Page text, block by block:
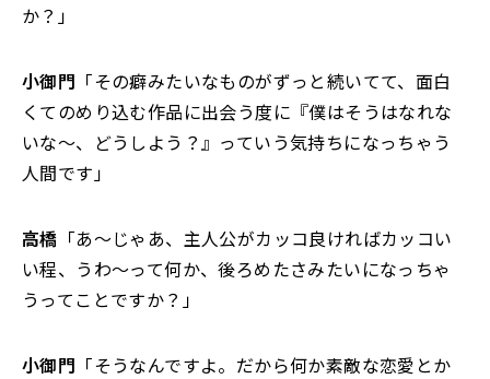
か？」
小御門 「その癖みたいなものがずっと続いてて、面白
くてのめり込む作品に出会う度に『僕はそうはなれな
いな～、どうしよう？』っていう気持ちになっちゃう
人間です」
高橋 「あ～じゃあ、主人公がカッコ良ければカッコい
い程、うわ～って何か、後ろめたさみたいになっちゃ
うってことですか？」
小御門 「そうなんですよ。だから何か素敵な恋愛とか